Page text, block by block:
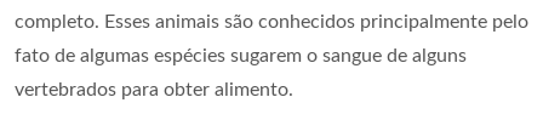
completo. Esses animais são conhecidos principalmente pelo
fato de algumas espécies sugarem o sangue de alguns
vertebrados para obter alimento.